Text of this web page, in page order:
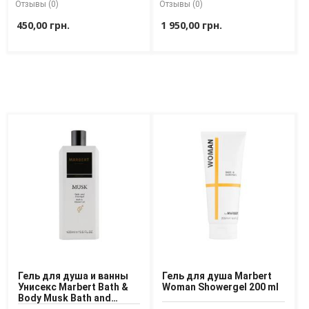
Отзывы (0)
450,00 грн.
Отзывы (0)
1 950,00 грн.
Гель для душа и ванны
Унисекс Marbert Bath &
Body Musk Bath and
Гель для душа Marbert
Woman Showergel 200 ml